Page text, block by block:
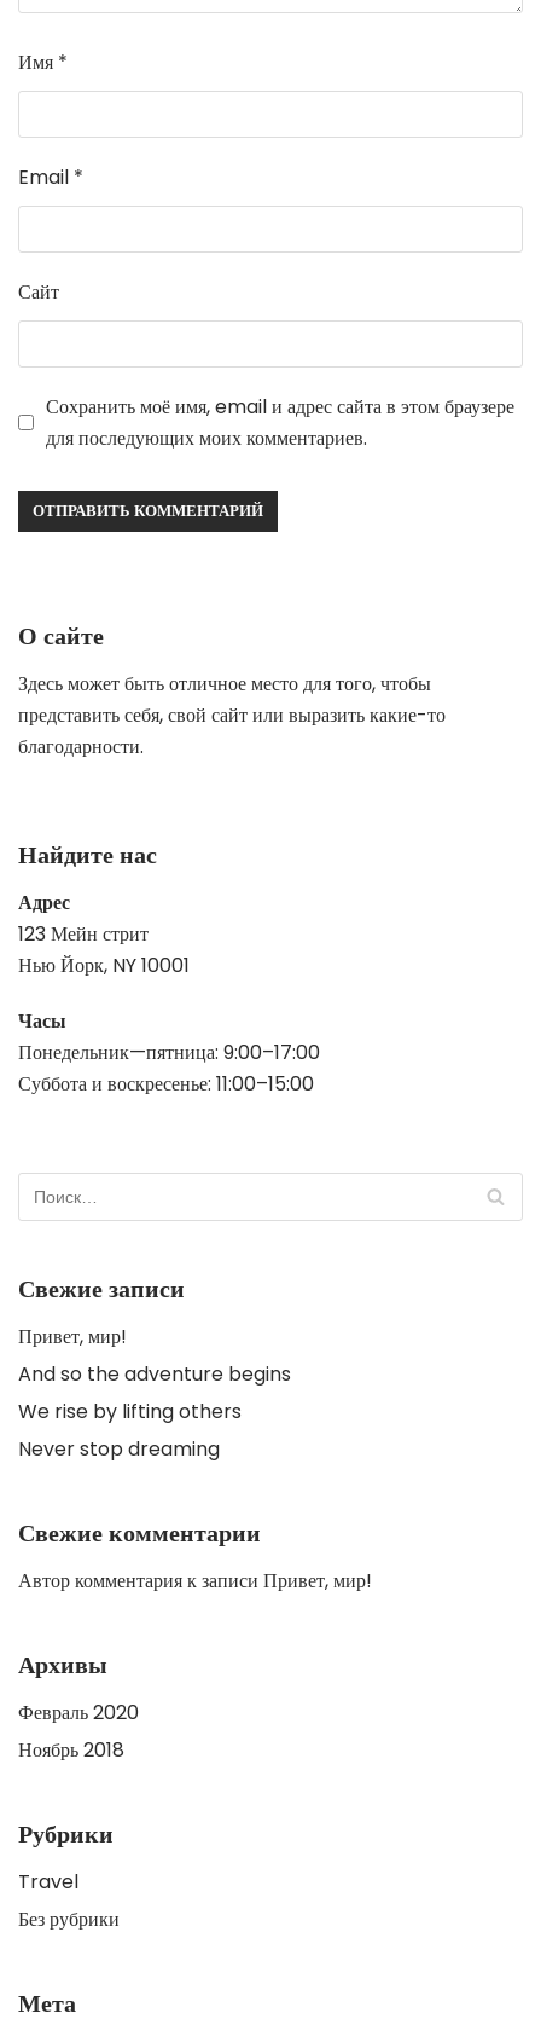
Имя *
Email *
Сайт
Сохранить моё имя, email и адрес сайта в этом браузере
для последующих моих комментариев.
О сайте
Здесь может быть отличное место для того, чтобы
представить себя, свой сайт или выразить какие-то
благодарности.
Найдите нас
Адрес
123 Мейн стрит
Нью Йорк, NY 10001
Часы
Понедельник—пятница: 9:00–17:00
Суббота и воскресенье: 11:00–15:00
Свежие записи
Привет, мир!
And so the adventure begins
We rise by lifting others
Never stop dreaming
Свежие комментарии
Автор комментарияк записи Привет, мир!
Архивы
Февраль 2020
Ноябрь 2018
Рубрики
Travel
Без рубрики
Мета